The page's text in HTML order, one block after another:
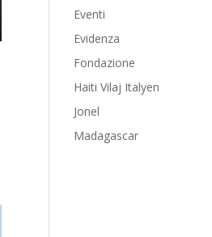
Eventi
Evidenza
Fondazione
Haiti Vilaj Italyen
Jonel
Madagascar